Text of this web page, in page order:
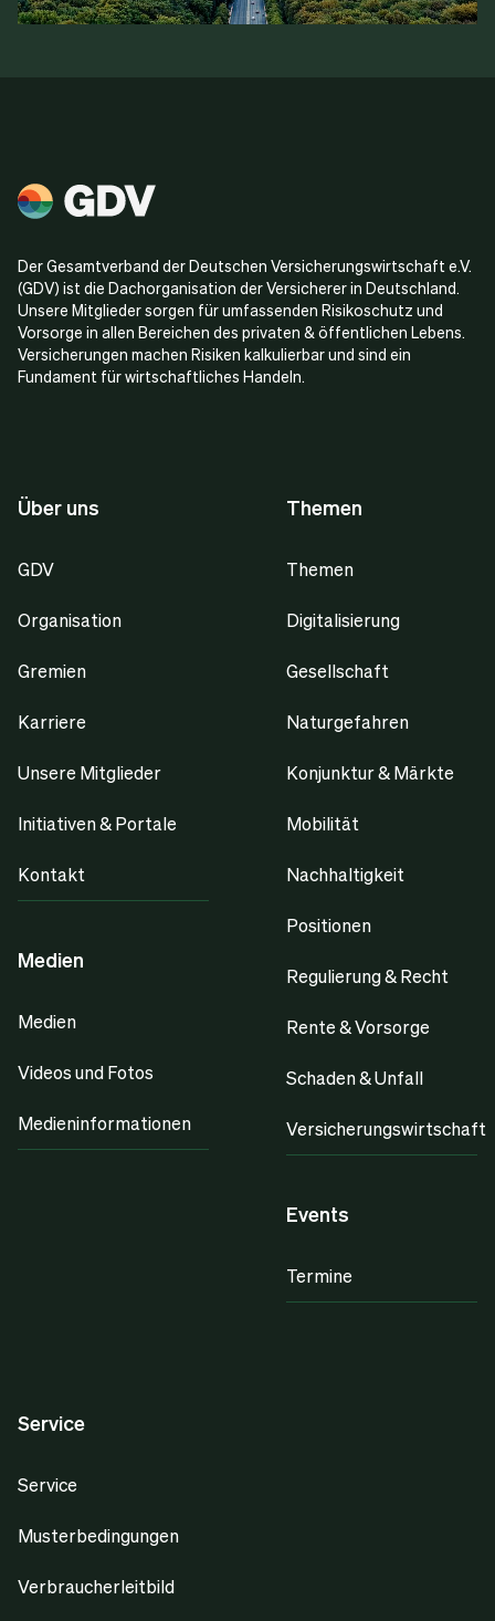
Der Gesamtverband der Deutschen Versicherungswirtschaft e.V.
(GDV) ist die Dachorganisation der Versicherer in Deutschland.
Unsere Mitglieder sorgen für umfassenden Risikoschutz und
Vorsorge in allen Bereichen des privaten & öffentlichen Lebens.
Versicherungen machen Risiken kalkulierbar und sind ein
Fundament für wirtschaftliches Handeln.
Über uns
GDV
Organisation
Gremien
Karriere
Unsere Mitglieder
Initiativen & Portale
Kontakt
Medien
Medien
Videos und Fotos
Medieninformationen
Themen
Themen
Digitalisierung
Gesellschaft
Naturgefahren
Konjunktur & Märkte
Mobilität
Nachhaltigkeit
Positionen
Regulierung & Recht
Rente & Vorsorge
Schaden & Unfall
Versicherungswirtschaft
Events
Termine
Service
Service
Musterbedingungen
Verbraucherleitbild